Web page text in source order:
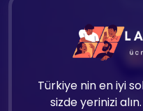
Türkiye nin en iyi
sizde yerinizi